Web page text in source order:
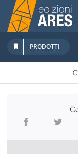
Salta
contenuto
Chi Siamo
Sostienici
Abbonamenti
Newsletter
PRODOTTI